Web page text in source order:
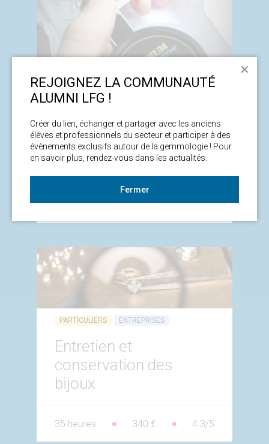
REJOIGNEZ LA COMMUNAUTÉ
ALUMNI LFG !
Créer du lien, échanger et partager avec les anciens
élèves et professionnels du secteur et participer à des
évènements exclusifs autour de la gemmologie ! Pour
en savoir plus, rendez-vous dans les actualités.
Fermer
✕
PARTICULIERS ENTREPRISES
L’expertise de bijoux
70 heures 2880 € 4.5/5
PARTICULIERS ENTREPRISES
Entretien et
conservation des
bijoux
35 heures 340 € 4.3/5